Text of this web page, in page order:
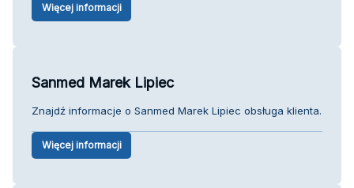
Więcej informacji
Sanmed Marek Lipiec
Znajdź informacje o Sanmed Marek Lipiec obsługa klienta.
Więcej informacji